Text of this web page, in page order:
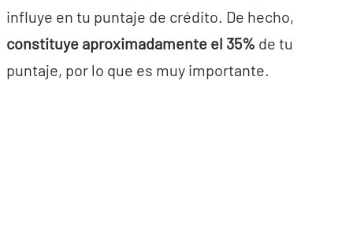
influye en tu puntaje de crédito. De hecho,
constituye aproximadamente el 35% de tu
puntaje, por lo que es muy importante.